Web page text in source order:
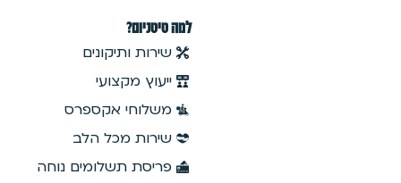
למה טיטניום?
שירות ותיקונים
ייעוץ מקצועי
משלוחי אקספרס
שירות מכל הלב
פריסת תשלומים נוחה